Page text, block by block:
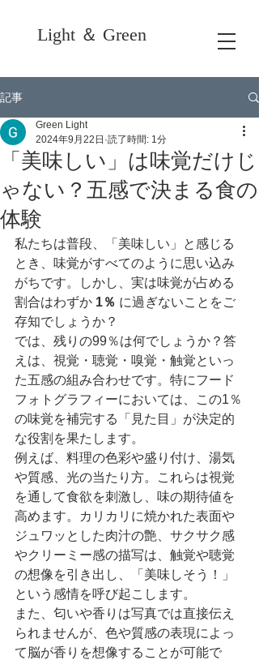
Light ＆ Green
記事
「美味しい」は味覚だけじ
ゃない？五感で決まる食の
体験
Green Light
2024年9月22日 読了時間: 1分
私たちは普段、「美味しい」と感じる
とき、味覚がすべてのように思い込み
がちです。しかし、実は味覚が占める
割合はわずか 1％ に過ぎないことをご
存知でしょうか？
では、残りの99％は何でしょうか？答
えは、視覚・聴覚・嗅覚・触覚といっ
た五感の組み合わせです。特にフード
フォトグラフィーにおいては、この1％
の味覚を補完する「見た目」が決定的
な役割を果たします。
例えば、料理の色彩や盛り付け、湯気
や質感、光の当たり方。これらは視覚
を通して食欲を刺激し、味の期待値を
高めます。カリカリに焼かれた表面や
ジュワッとした肉汁の艶、サクサク感
やクリーミー感の描写は、触覚や聴覚
の想像を引き出し、「美味しそう！」
という感情を呼び起こします。
また、匂いや香りは写真では直接伝え
られませんが、色や質感の表現によっ
て脳が香りを想像することが可能で